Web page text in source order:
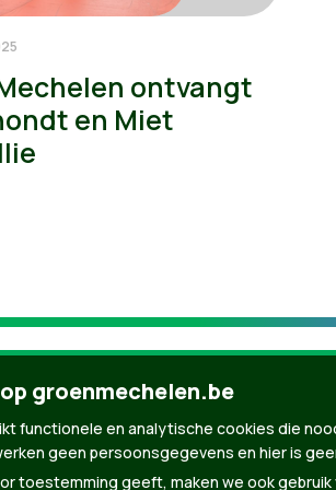
ontvangt
en Miet
groenmechelen.be
functionele en analytische cookies die
geen persoonsgegevens en hier is
toestemming geeft, maken we ook